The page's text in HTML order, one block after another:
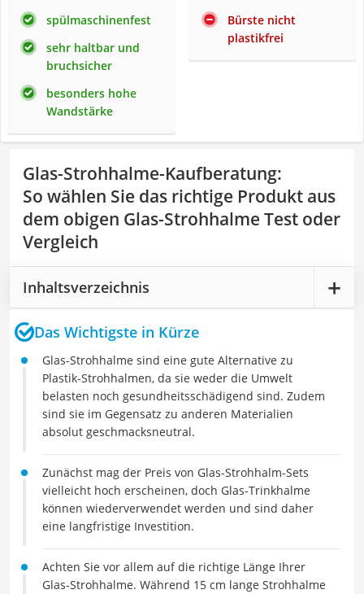
spülmaschinenfest
sehr haltbar und
bruchsicher
besonders hohe
Wandstärke
Bürste nicht
plastikfrei
Glas-Strohhalme-Kaufberatung:
So wählen Sie das richtige Produkt aus
dem obigen Glas-Strohhalme Test oder
Vergleich
Inhaltsverzeichnis
Das Wichtigste in Kürze
Glas-Strohhalme sind eine gute Alternative zu
Plastik-Strohhalmen, da sie weder die Umwelt
belasten noch gesundheitsschädigend sind. Zudem
sind sie im Gegensatz zu anderen Materialien
absolut geschmacksneutral.
Zunächst mag der Preis von Glas-Strohhalm-Sets
vielleicht hoch erscheinen, doch Glas-Trinkhalme
können wiederverwendet werden und sind daher
eine langfristige Investition.
Achten Sie vor allem auf die richtige Länge Ihrer
Glas-Strohhalme. Während 15 cm lange Strohhalme